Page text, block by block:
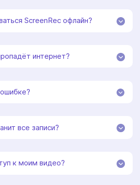
ScreenRec офлайн?
интернет?
все записи?
к моим видео?